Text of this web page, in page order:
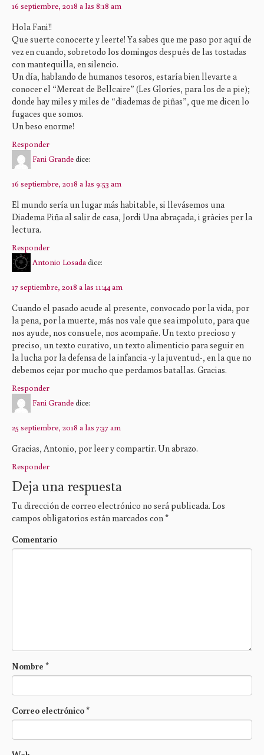
16 septiembre, 2018 a las 8:18 am
Hola Fani!!
Que suerte conocerte y leerte! Ya sabes que me paso por aquí de
vez en cuando, sobretodo los domingos después de las tostadas
con mantequilla, en silencio.
Un día, hablando de humanos tesoros, estaría bien llevarte a
conocer el “Mercat de Bellcaire” (Les Gloríes, para los de a pie);
donde hay miles y miles de “diademas de piñas”, que me dicen lo
fugaces que somos.
Un beso enorme!
Responder
Fani Grandedice:
16 septiembre, 2018 a las 9:53 am
El mundo sería un lugar más habitable, si llevásemos una
Diadema Piña al salir de casa, Jordi Una abraçada, i gràcies per la
lectura.
Responder
Antonio Losadadice:
17 septiembre, 2018 a las 11:44 am
Cuando el pasado acude al presente, convocado por la vida, por
la pena, por la muerte, más nos vale que sea impoluto, para que
nos ayude, nos consuele, nos acompañe. Un texto precioso y
preciso, un texto curativo, un texto alimenticio para seguir en
la lucha por la defensa de la infancia -y la juventud-, en la que no
debemos cejar por mucho que perdamos batallas. Gracias.
Responder
Fani Grandedice:
25 septiembre, 2018 a las 7:37 am
Gracias, Antonio, por leer y compartir. Un abrazo.
Responder
Deja una respuesta
Tu dirección de correo electrónico no será publicada. Los
campos obligatorios están marcados con*
Comentario
Nombre *
Correo electrónico*